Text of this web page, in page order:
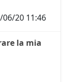
06/20 11:46
la mia